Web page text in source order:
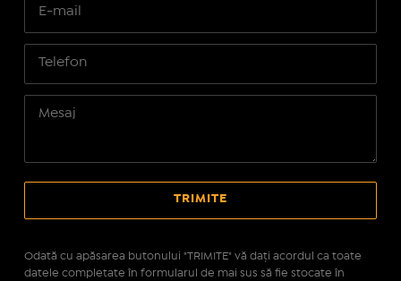
Odată cu apăsarea butonului "TRIMITE" vă daţi acordul ca toate
datele completate în formularul de mai sus să fie stocate în